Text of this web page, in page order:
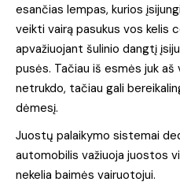
esančias lempas, kurios
veikti vairą pasukus vos kelis
apvažiuojant šulinio dangtį
pusės. Tačiau iš esmės juk aš
netrukdo, tačiau gali
dėmesį.
Juostų palaikymo sistemai
automobilis važiuoja juostos
nekelia baimės vairuotojui.